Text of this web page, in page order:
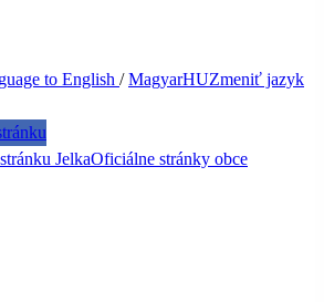
to English /MagyarHUZmeniť jazyk
JelkaOficiálne stránky obce